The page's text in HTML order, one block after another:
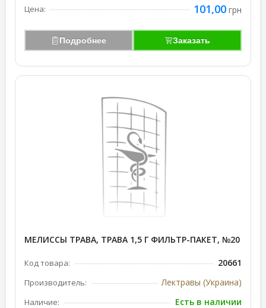
Цена: 101,00 грн
Подробнее Заказать
МЕЛИССЫ ТРАВА, ТРАВА 1,5 Г ФИЛЬТР-ПАКЕТ, №20
Код товара: 20661
Производитель: Лектравы (Украина)
Наличие: Есть в наличии